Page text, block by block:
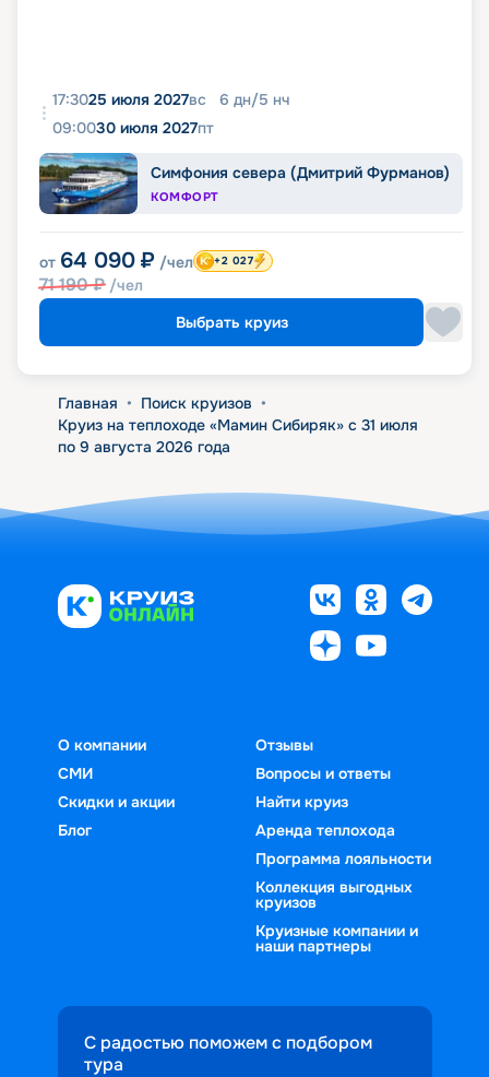
17:3025 июля 2027вс 6 дн/5 нч
09:0030 июля 2027пт
Симфония севера (Дмитрий Фурманов)
КОМФОРТ
от 64 090 ₽ /чел
71 190₽ /чел
+2 027
Выбрать круиз
Главная • Поиск круизов •
Круиз на теплоходе «Мамин Сибиряк» с 31 июля
по 9 августа 2026 года
О компании
СМИ
Скидки и акции
Блог
Отзывы
Вопросы и ответы
Найти круиз
Аренда теплохода
Программа лояльности
Коллекция выгодных
круизов
Круизные компании и
наши партнеры
С радостью поможем с подбором
тура